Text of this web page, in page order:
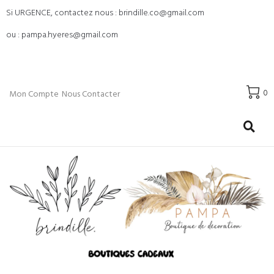
Si URGENCE, contactez nous : brindille.co@gmail.com
ou : pampa.hyeres@gmail.com
Mon Compte Nous Contacter 0